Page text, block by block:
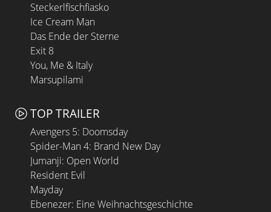
Steckerlfischfiasko
Ice Cream Man
Das Ende der Sterne
Exit 8
You, Me & Italy
Marsupilami
TOP TRAILER
Avengers 5: Doomsday
Spider-Man 4: Brand New Day
Jumanji: Open World
Resident Evil
Mayday
Ebenezer: Eine Weihnachtsgeschichte